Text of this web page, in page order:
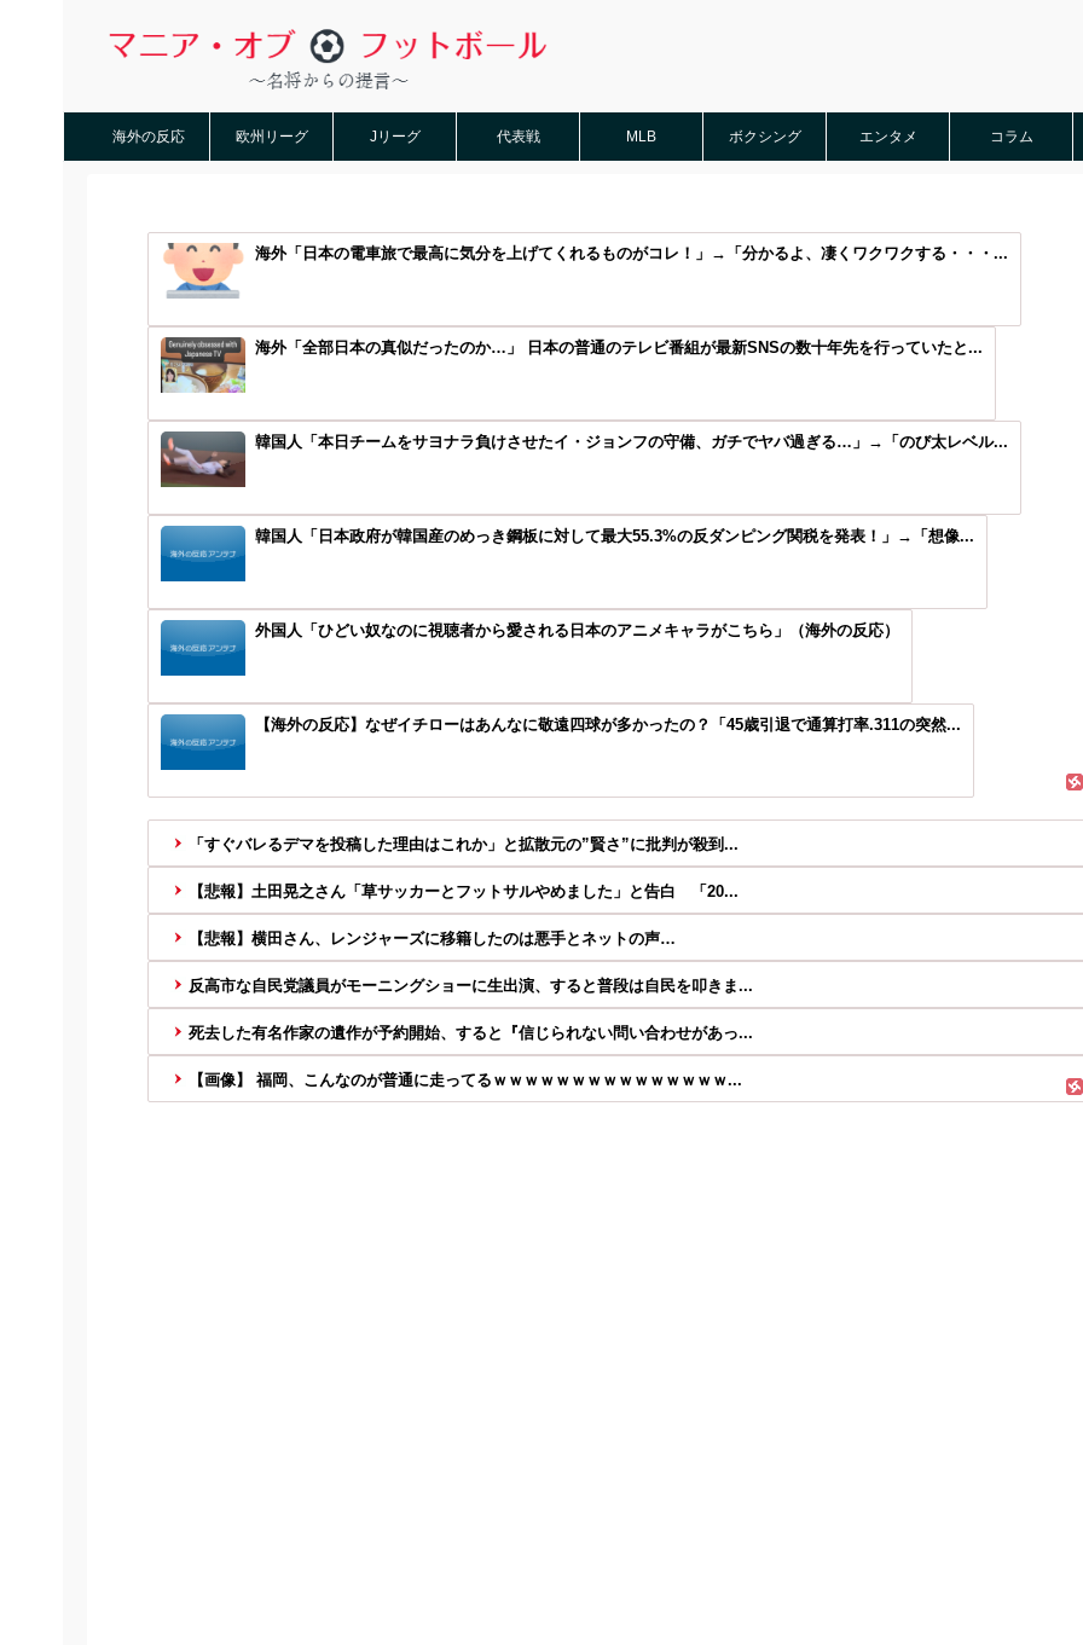
海外の反応 欧州リーグ Jリーグ 代表戦 MLB ボクシング エンタメ コラム
海外「日本の電車旅で最高に気分を上げてくれるものがコレ！」→「分かるよ、凄くワクワクする・・・...
海外「全部日本の真似だったのか…」 日本の普通のテレビ番組が最新SNSの数十年先を行っていたと...
韓国人「本日チームをサヨナラ負けさせたイ・ジョンフの守備、ガチでヤバ過ぎる…」→「のび太レベル...
韓国人「日本政府が韓国産のめっき鋼板に対して最大55.3%の反ダンピング関税を発表！」→「想像...
外国人「ひどい奴なのに視聴者から愛される日本のアニメキャラがこちら」（海外の反応）
【海外の反応】なぜイチローはあんなに敬遠四球が多かったの？「45歳引退で通算打率.311の突然...
「すぐバレるデマを投稿した理由はこれか」と拡散元の”賢さ”に批判が殺到...
【悲報】土田晃之さん「草サッカーとフットサルやめました」と告白 「20...
【悲報】横田さん、レンジャーズに移籍したのは悪手とネットの声…
反高市な自民党議員がモーニングショーに生出演、すると普段は自民を叩きま...
死去した有名作家の遺作が予約開始、すると『信じられない問い合わせがあっ...
【画像】 福岡、こんなのが普通に走ってるｗｗｗｗｗｗｗｗｗｗｗｗｗｗｗ...